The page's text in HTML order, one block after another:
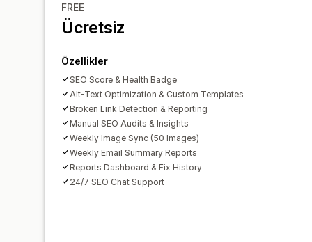
FREE
Ücretsiz
Özellikler
SEO Score & Health Badge
Alt-Text Optimization & Custom Templates
Broken Link Detection & Reporting
Manual SEO Audits & Insights
Weekly Image Sync (50 Images)
Weekly Email Summary Reports
Reports Dashboard & Fix History
24/7 SEO Chat Support